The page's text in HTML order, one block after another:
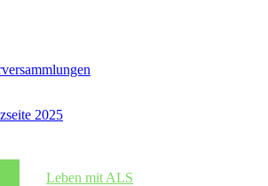
2025
Leben mit ALS